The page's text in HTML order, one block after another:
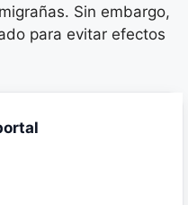
Sin embargo,
para evitar efectos